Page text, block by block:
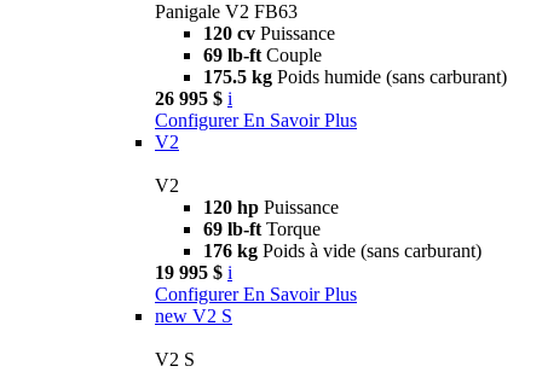
Panigale V2 FB63
120 cv Puissance
69 lb-ft Couple
175.5 kg Poids humide (sans carburant)
26 995 $ i
Configurer En Savoir Plus
V2
V2
120 hp Puissance
69 lb-ft Torque
176 kg Poids à vide (sans carburant)
19 995 $ i
Configurer En Savoir Plus
new V2 S
V2 S